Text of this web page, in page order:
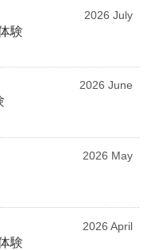
2026 July
験
2026 June
2026 May
2026 April
験